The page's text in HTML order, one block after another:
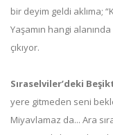
bir deyim geldi aklıma;
Yaşamın hangi
çıkıyor.
Sıraselviler’deki
yere gitmeden seni
Miyavlamaz da... Ara